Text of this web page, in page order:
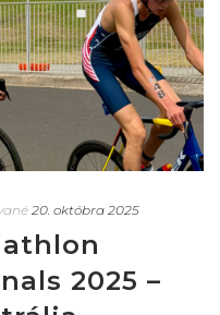
20. októbra 2025
2025 –